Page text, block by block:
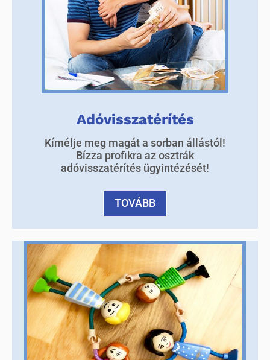
Adóvisszatérítés
Kímélje meg magát a sorban állástól!
Bízza profikra az osztrák
adóvisszatérítés ügyintézését!
TOVÁBB